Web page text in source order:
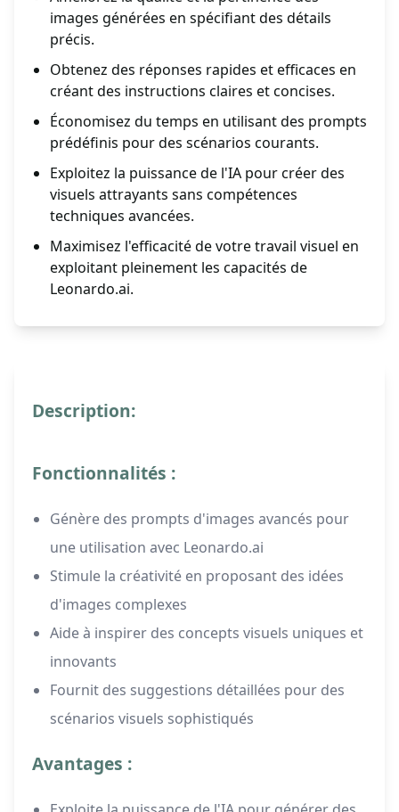
images générées en spécifiant des détails
précis.
Obtenez des réponses rapides et efficaces en
créant des instructions claires et concises.
Économisez du temps en utilisant des prompts
prédéfinis pour des scénarios courants.
Exploitez la puissance de l'IA pour créer des
visuels attrayants sans compétences
techniques avancées.
Maximisez l'efficacité de votre travail visuel en
exploitant pleinement les capacités de
Leonardo.ai.
Description:
Fonctionnalités :
Génère des prompts d'images avancés pour
une utilisation avec Leonardo.ai
Stimule la créativité en proposant des idées
d'images complexes
Aide à inspirer des concepts visuels uniques et
innovants
Fournit des suggestions détaillées pour des
scénarios visuels sophistiqués
Avantages :